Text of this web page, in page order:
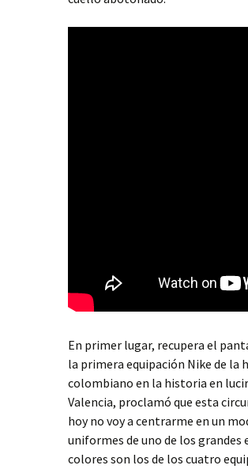
En primer lugar, recupera el
la primera equipación Nike de la
colombiano en la historia en
Valencia, proclamó que esta
hoy no voy a centrarme en un
uniformes de uno de los grandes
colores son los de los cuatro